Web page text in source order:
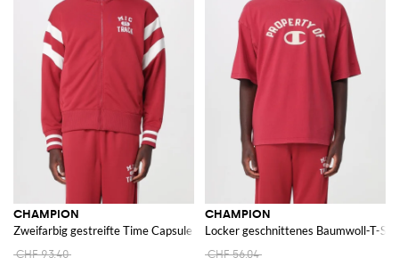
CHAMPION
Zweifarbig gestreifte Time Capsule Trainingsjacke aus Acetat mit
CHF 93.40
CHAMPION
Locker geschnittenes Baumwoll-T-
CHF 56.04